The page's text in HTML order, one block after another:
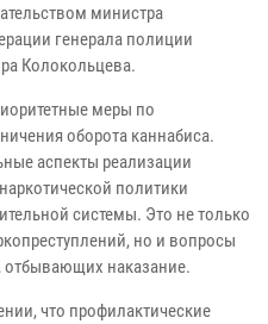
министра
генерала полиции
Колокольцева.
меры по
оборота каннабиса.
аспекты реализации
политики
системы. Это не только
но и вопросы
отбывающих наказание.
что профилактические